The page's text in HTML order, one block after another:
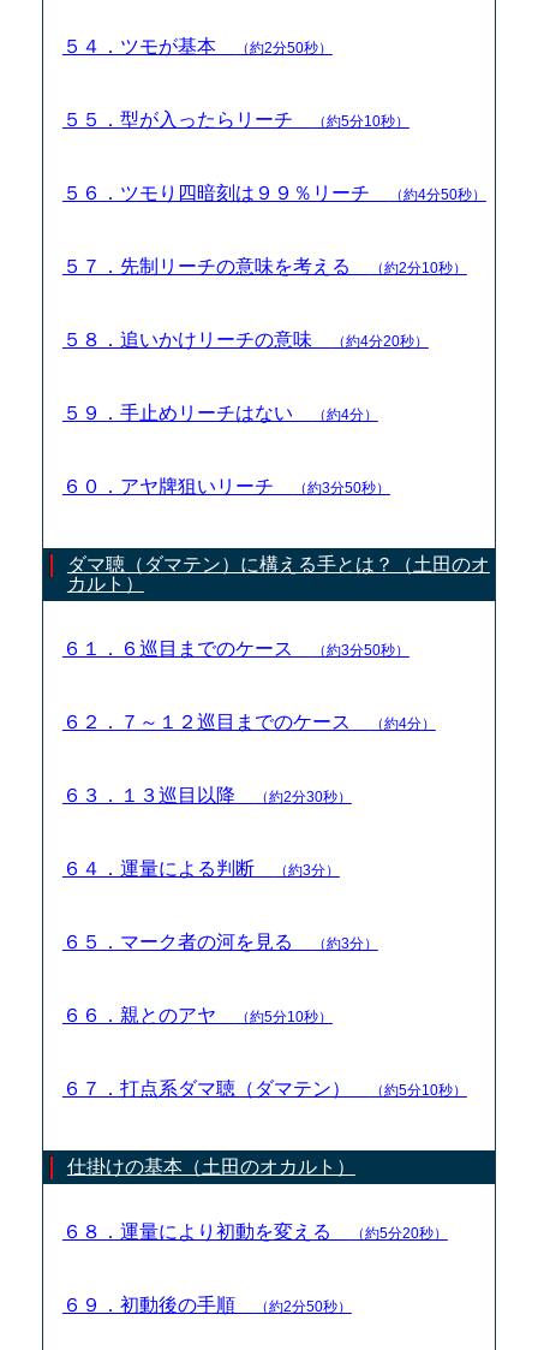
５４．ツモが基本 （約2分50秒）
５５．型が入ったらリーチ （約5分10秒）
５６．ツモり四暗刻は９９％リーチ （約4分50秒）
５７．先制リーチの意味を考える （約2分10秒）
５８．追いかけリーチの意味 （約4分20秒）
５９．手止めリーチはない （約4分）
６０．アヤ牌狙いリーチ （約3分50秒）
ダマ聴（ダマテン）に構える手とは？（土田のオ
カルト）
６１．６巡目までのケース （約3分50秒）
６２．７～１２巡目までのケース （約4分）
６３．１３巡目以降 （約2分30秒）
６４．運量による判断 （約3分）
６５．マーク者の河を見る （約3分）
６６．親とのアヤ （約5分10秒）
６７．打点系ダマ聴（ダマテン） （約5分10秒）
仕掛けの基本（土田のオカルト）
６８．運量により初動を変える （約5分20秒）
６９．初動後の手順 （約2分50秒）